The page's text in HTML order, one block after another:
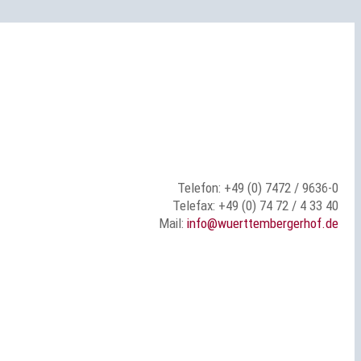
Telefon: +49 (0) 7472 / 9636-0
Telefax: +49 (0) 74 72 / 4 33 40
Mail: info@wuerttembergerhof.de